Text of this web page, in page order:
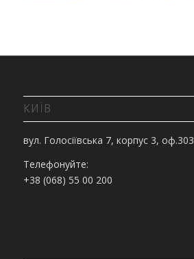
КИЇВ
вул. Голосіївська 7, корпус 3, оф.303
Телефонуйте:
+38 (068) 55 00 200